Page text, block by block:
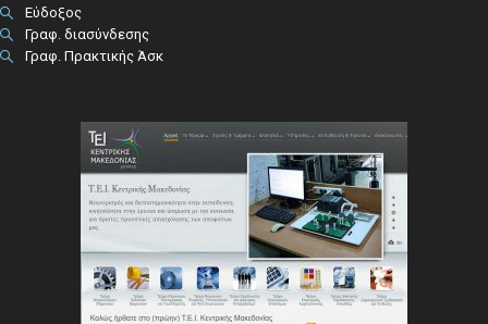
Εύδοξος
Γραφ. διασύνδεσης
Γραφ. Πρακτικής Άσκ